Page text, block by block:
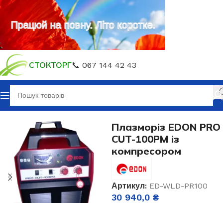
СТОКТОРГ📞 067 144 42 43
Зварювальне обладнання Зварювання електродом MMA
Плазморіз EDON PRO
CUT-100PM із
компресором
Артикул: ED-WLD-PR100
30 940,0 ₴
Працюй на повну. Літо коротке.